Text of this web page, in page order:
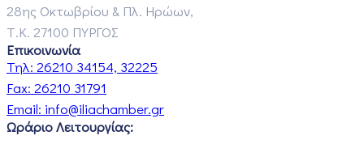
28ης Οκτωβρίου & Πλ. Ηρώων,
Τ.Κ. 27100 ΠΥΡΓΟΣ
Επικοινωνία
Τηλ: 26210 34154, 32225
Fax: 26210 31791
Email: info@iliachamber.gr
Ωράριο Λειτουργίας: